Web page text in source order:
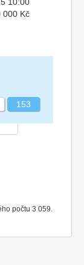
000 Kč
počtu 3 059.
153